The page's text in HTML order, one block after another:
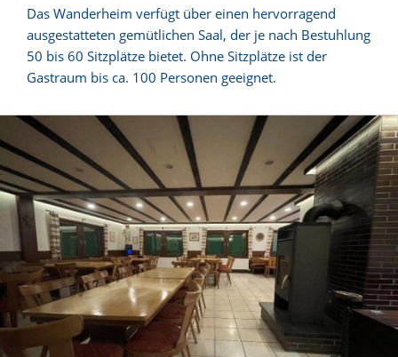
Das Wanderheim verfügt über einen hervorragend
ausgestatteten gemütlichen Saal, der je nach Bestuhlung
50 bis 60 Sitzplätze bietet. Ohne Sitzplätze ist der
Gastraum bis ca. 100 Personen geeignet.